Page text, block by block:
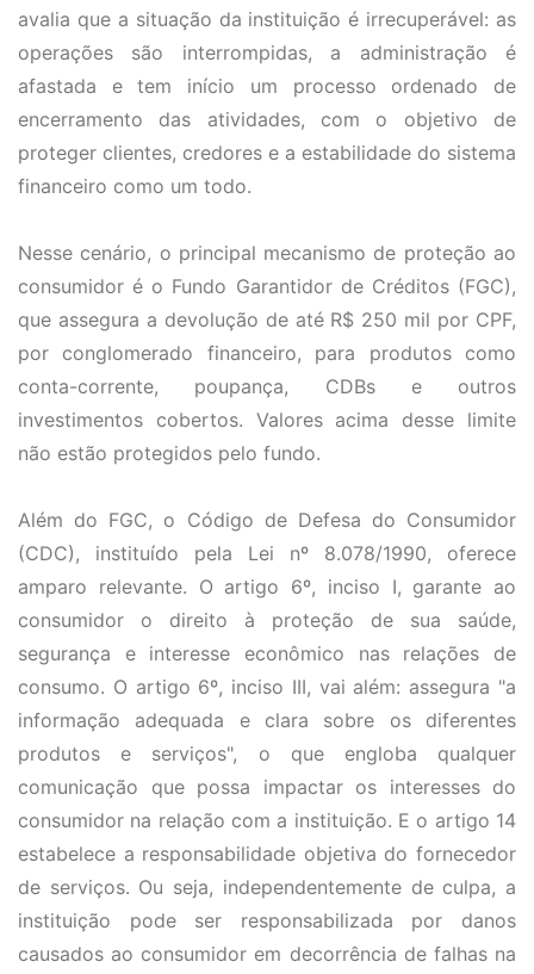
avalia que a situação da instituição é irrecuperável: as
operações são interrompidas, a administração é
afastada e tem início um processo ordenado de
encerramento das atividades, com o objetivo de
proteger clientes, credores e a estabilidade do sistema
financeiro como um todo.
Nesse cenário, o principal mecanismo de proteção ao
consumidor é o Fundo Garantidor de Créditos (FGC),
que assegura a devolução de até R$ 250 mil por CPF,
por conglomerado financeiro, para produtos como
conta-corrente, poupança, CDBs e outros
investimentos cobertos. Valores acima desse limite
não estão protegidos pelo fundo.
Além do FGC, o Código de Defesa do Consumidor
(CDC), instituído pela Lei nº 8.078/1990, oferece
amparo relevante. O artigo 6º, inciso I, garante ao
consumidor o direito à proteção de sua saúde,
segurança e interesse econômico nas relações de
consumo. O artigo 6º, inciso III, vai além: assegura "a
informação adequada e clara sobre os diferentes
produtos e serviços", o que engloba qualquer
comunicação que possa impactar os interesses do
consumidor na relação com a instituição. E o artigo 14
estabelece a responsabilidade objetiva do fornecedor
de serviços. Ou seja, independentemente de culpa, a
instituição pode ser responsabilizada por danos
causados ao consumidor em decorrência de falhas na